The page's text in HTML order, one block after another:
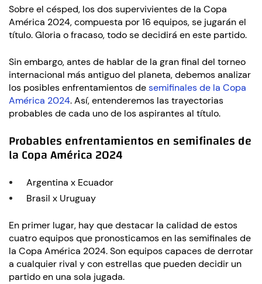
Sobre el césped, los dos supervivientes de la Copa
América 2024, compuesta por 16 equipos, se jugarán el
título. Gloria o fracaso, todo se decidirá en este partido.
Sin embargo, antes de hablar de la gran final del torneo
internacional más antiguo del planeta, debemos analizar
los posibles enfrentamientos desemifinales de la Copa
América 2024. Así, entenderemos las trayectorias
probables de cada uno de los aspirantes al título.
Probables enfrentamientos en semifinales de
la Copa América 2024
Argentina x Ecuador
Brasil x Uruguay
En primer lugar, hay que destacar la calidad de estos
cuatro equipos que pronosticamos en las semifinales de
la Copa América 2024. Son equipos capaces de derrotar
a cualquier rival y con estrellas que pueden decidir un
partido en una sola jugada.